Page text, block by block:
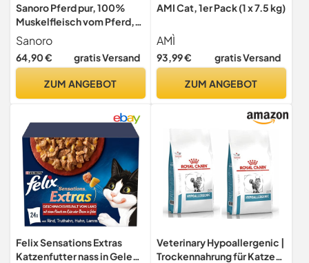
Sanoro Pferd pur, 100%
Muskelfleisch vom Pferd,
salzfrei - Premium-
Hundefutter -
singleprotein, hypoallergen
geeignet (12 x 400 g)
Sanoro
64,90 € gratis Versand
ZUM ANGEBOT
AMI Cat, 1er Pack (1 x 7.5 kg)
AMÌ
93,99 € gratis Versand
ZUM ANGEBOT
Felix Sensations Extras
Katzenfutter nass in Gelee,
Veterinary Hypoallergenic |
Trockennahrung für Katzen |